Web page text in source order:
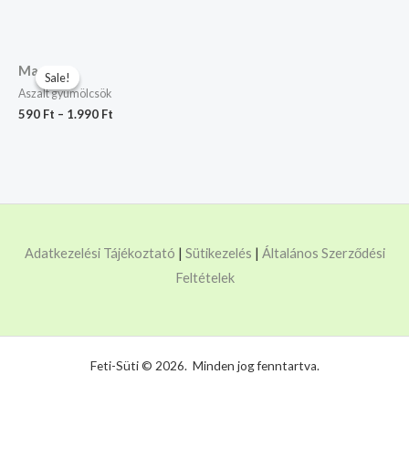
Sale!
Sale!
Mazsola
Aszalt gyümölcsök
590 Ft – 1.990 Ft
Adatkezelési Tájékoztató | Sütikezelés | Általános Szerződési
Feltételek
Feti-Süti © 2026. Minden jog fenntartva.